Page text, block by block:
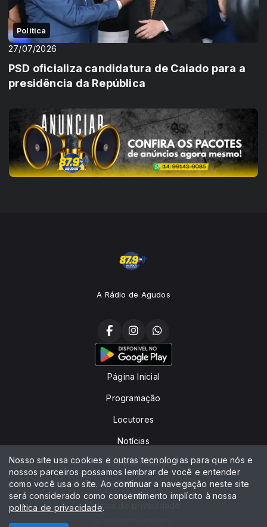
Politica
27/07/2026
PSD oficializa candidatura de Caiado para a
presidência da República
A Rádio de Agudos
Página Inicial
Programação
Locutores
Notícias
Peça sua música
Contato
Política de privacidade
Nosso site usa cookies e outras tecnologias para que nós e
nossos parceiros possamos lembrar de você e entender
como você usa o site. Ao continuar a navegação neste site
será considerado como consentimento implícito à nossa
política de privacidade.